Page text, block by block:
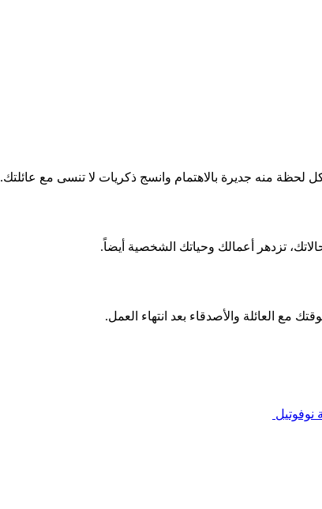
لحظة منه جديرة بالاهتمام وانسج ذكريات لا تنسى مع عائلتك.
تزدهر أعمالك وحياتك الشخصية أيضاً.
مع العائلة والأصدقاء بعد انتهاء العمل.
نوفوتيل